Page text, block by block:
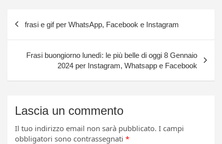
frasi e gif per WhatsApp, Facebook e Instagram
Frasi buongiorno lunedì: le più belle di oggi 8 Gennaio
2024 per Instagram, Whatsapp e Facebook
Lascia un commento
Il tuo indirizzo email non sarà pubblicato. I campi
obbligatori sono contrassegnati *